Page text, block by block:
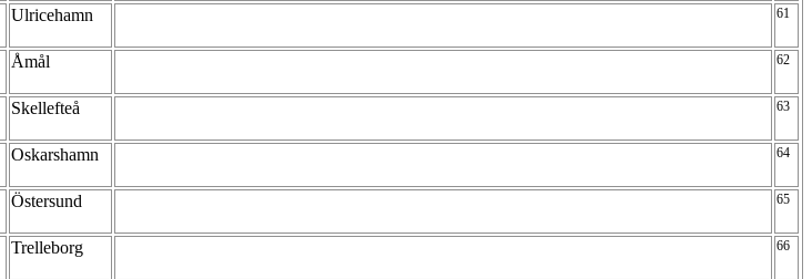
Ulricehamn 61
Åmål 62
Skellefteå 63
Oskarshamn 64
Östersund 65
Trelleborg 66